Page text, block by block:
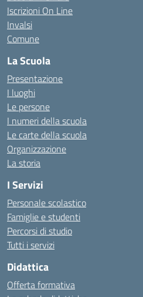
Iscrizioni On Line
Invalsi
Comune
La Scuola
Presentazione
I luoghi
Le persone
I numeri della scuola
Le carte della scuola
Organizzazione
La storia
I Servizi
Personale scolastico
Famiglie e studenti
Percorsi di studio
Tutti i servizi
Didattica
Offerta formativa